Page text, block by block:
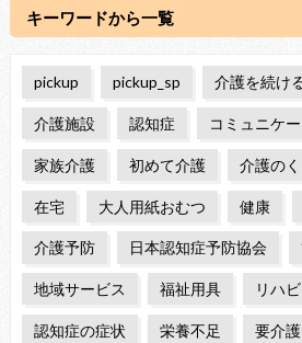
キーワードから一覧
pickup pickup_sp 介護を続け
介護施設 認知症 コミュニケ
家族介護 初めて介護 介護の
在宅 大人用紙おむつ 健康
介護予防 日本認知症予防協会
地域サービス 福祉用具 リハ
認知症の症状 栄養不足 要介護